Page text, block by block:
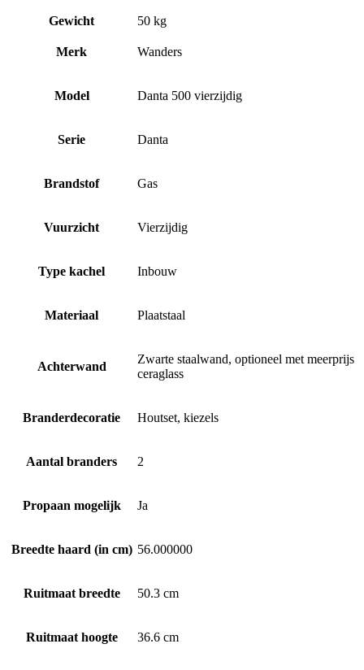
Gewicht 50 kg
Merk Wanders
Model Danta 500 vierzijdig
Serie Danta
Brandstof Gas
Vuurzicht Vierzijdig
Type kachel Inbouw
Materiaal Plaatstaal
Achterwand
Zwarte staalwand, optioneel met meerprijs
ceraglass
Branderdecoratie Houtset, kiezels
Aantal branders 2
Propaan mogelijk Ja
Breedte haard (in cm) 56.000000
Ruitmaat breedte 50.3 cm
Ruitmaat hoogte 36.6 cm